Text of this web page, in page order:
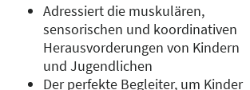
Adressiert die muskulären,
sensorischen und koordinativen
Herausvorderungen von Kindern
und Jugendlichen
Der perfekte Begleiter, um Kinder